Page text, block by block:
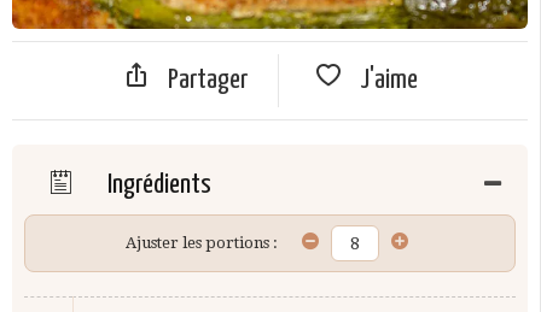
Partager J'aime
Ingrédients
Ajuster les portions :